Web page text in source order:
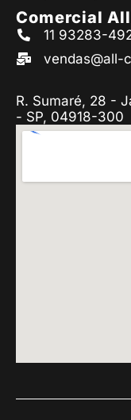
Comercial
11 93283-
vendas@all-
R. Sumaré, 28 -
- SP, 04918-300